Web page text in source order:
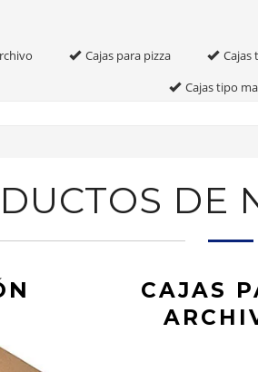
Cajas para pizza Cajas
Cajas tipo
DE
CAJAS